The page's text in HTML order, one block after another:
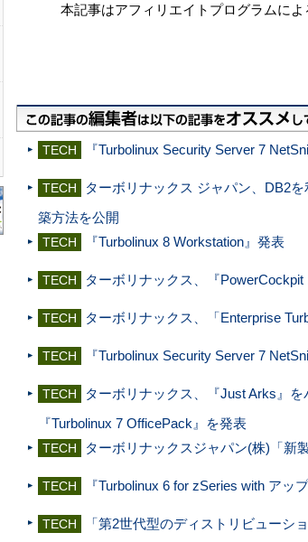
本記事はアフィリエイトプログラムに
TECH 『Turbolinux Security Server 7
TECH
ターボリナックス ジャパン、DB2
築方法を公開
TECH 『Turbolinux 8 Workstation』発表
TECH ターボリナックス、『
TECH ターボリナックス、「Enterprise
TECH 『Turbolinux Security Server 7
TECH
ターボリナックス、『Just Arks』
『Turbolinux 7 OfficePack』を発表
TECH ターボリナックスジャパン(株)「新
TECH 『Turbolinux 6 for zSeries with アッ
TECH
「第2世代型のディストリビュー